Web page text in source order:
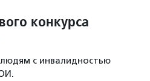
конкурса
с инвалидностью